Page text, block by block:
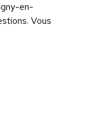
en-
Vous